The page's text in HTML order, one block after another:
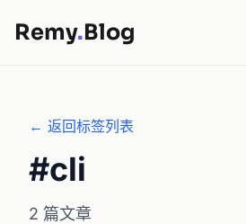
Remy.Blog
← 返回标签列表
#cli
2 篇文章